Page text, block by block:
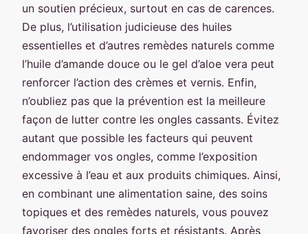
un soutien précieux, surtout en cas de carences.
De plus, l’utilisation judicieuse des huiles
essentielles et d’autres remèdes naturels comme
l’huile d’amande douce ou le gel d’aloe vera peut
renforcer l’action des crèmes et vernis. Enfin,
n’oubliez pas que la prévention est la meilleure
façon de lutter contre les ongles cassants. Évitez
autant que possible les facteurs qui peuvent
endommager vos ongles, comme l’exposition
excessive à l’eau et aux produits chimiques. Ainsi,
en combinant une alimentation saine, des soins
topiques et des remèdes naturels, vous pouvez
favoriser des ongles forts et résistants. Après